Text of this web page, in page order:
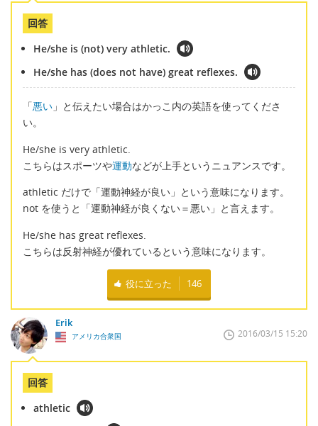
回答
He/she is (not) very athletic.
He/she has (does not have) great reflexes.
「悪い 」と伝えたい場合はかっこ内の英語を使ってくださ
い。
He/she is very athletic.
こちらはスポーツや運動などが上手というニュアンスです。
athletic だけで「運動神経が良い」という意味になります。
not を使うと「運動神経が良くない＝悪い」と言えます。
He/she has great reflexes.
こちらは反射神経が優れているという意味になります。
役に立った 146
Erik
アメリカ合衆国 2016/03/15 15:20
回答
athletic